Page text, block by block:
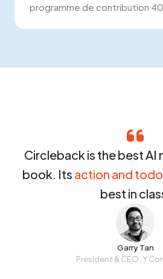
programme de contribution
Circleback is the best AI
book. Its action and
best in
Garry Tan
President & CEO, Y